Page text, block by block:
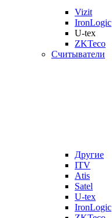
Vizit
IronLogic
U-tex
ZKTeco
Считыватели
Другие
ITV
Atis
Satel
U-tex
IronLogic